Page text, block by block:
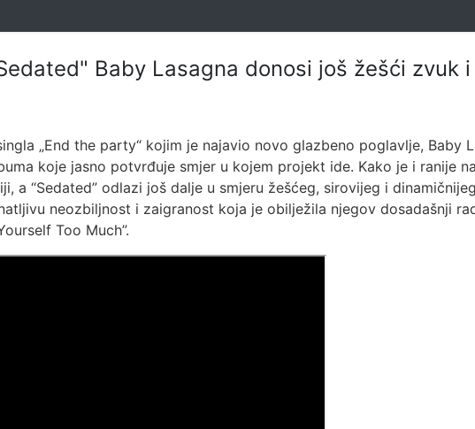
Baby Lasagna donosi još žešći zvuk
„End the party“ kojim je najavio novo glazbeno poglavlje, Baby
koje jasno potvrđuje smjer u kojem projekt ide. Kako je i ranije
a “Sedated” odlazi još dalje u smjeru žešćeg, sirovijeg i
neozbiljnost i zaigranost koja je obilježila njegov dosadašnji
Too Much”.